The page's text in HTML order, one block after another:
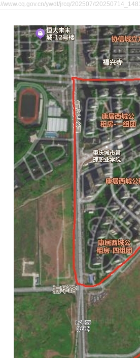
www.cq.gov.cn/ywdt/jrcq/202507/